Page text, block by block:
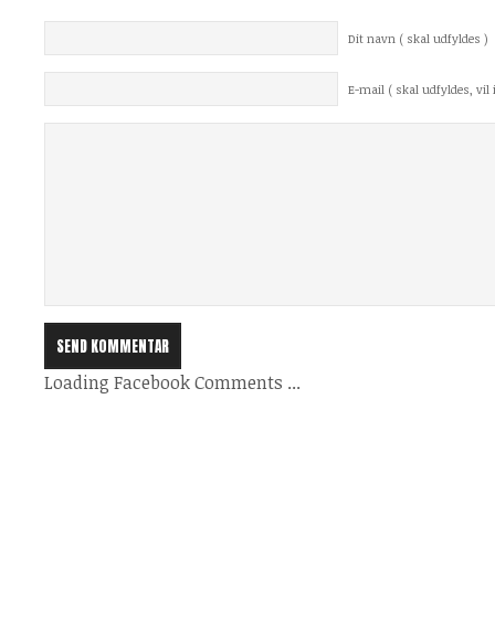
Dit navn ( skal udfyldes )
E-mail ( skal udfyldes, vil
Loading Facebook Comments ...